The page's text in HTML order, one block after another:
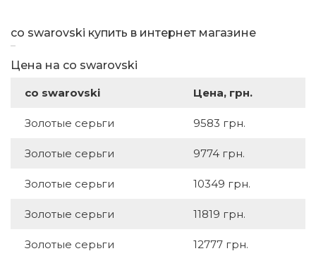
со swarovski купить в интернет магазине
Цена на со swarovski
со swarovski Цена, грн.
Золотые серьги 9583 грн.
Золотые серьги 9774 грн.
Золотые серьги 10349 грн.
Золотые серьги 11819 грн.
Золотые серьги 12777 грн.